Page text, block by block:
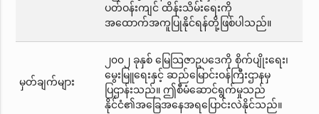
ပတ်ဝန်းကျင် ထိန်းသိမ်းရေးကို
အထောက်အကူပြုနိုင်ရန်တို့ဖြစ်ပါသည်။
မှတ်ချက်များ
၂၀၀၂ ခုနှစ် မြေသြဇာဥပဒေကို စိုက်ပျိုးရေး၊
မွေးမြူရေးနှင့် ဆည်မြောင်းဝန်ကြီးဌာနမှ
ပြဌာန်းသည်။ ဤစီမံဆောင်ရွက်မှုသည်
နိုင်ငံ၏အခြေအနေအရပြောင်းလဲနိုင်သည်။